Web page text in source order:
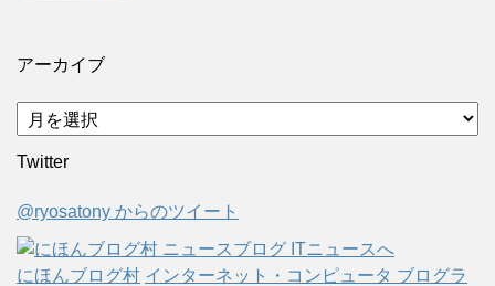
アーカイブ
ア
ー
カ
ブ
Twitter
@ryosatony からのツイート
にほんブログ村 インターネット・コンピュータ ブログラ